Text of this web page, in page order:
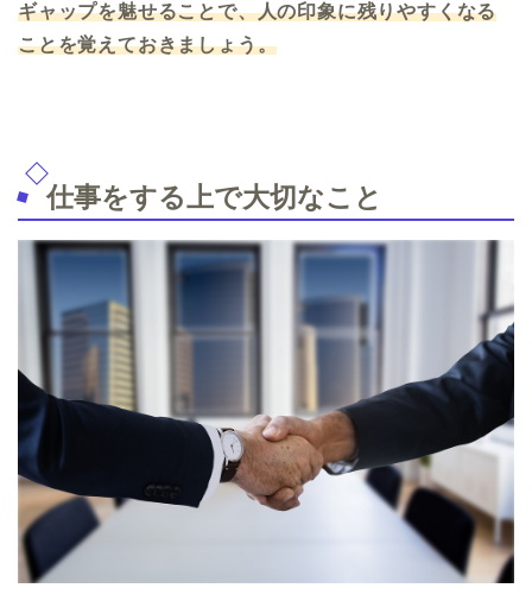
ギャップを魅せることで、人の印象に残りやすくなる
ことを覚えておきましょう。
仕事をする上で大切なこと